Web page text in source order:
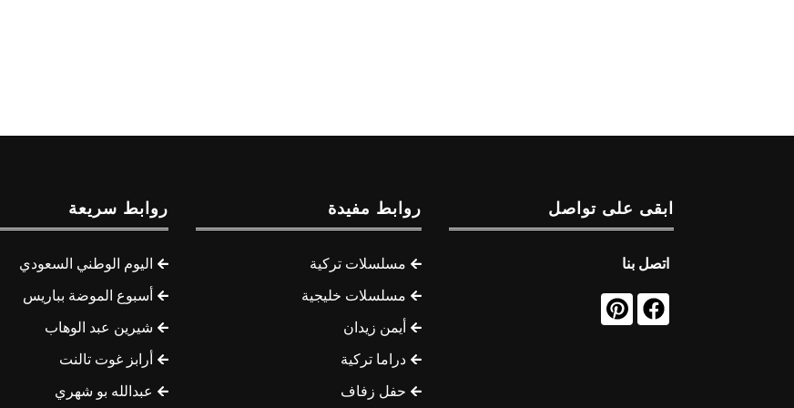
ابقى على تواصل
اتصل بنا
روابط مفيدة
مسلسلات تركية
مسلسلات خليجية
أيمن زيدان
دراما تركية
حفل زفاف
روابط سريعة
اليوم الوطني السعودي
أسبوع الموضة بباريس
شيرين عبد الوهاب
أرابز غوت تالنت
عبدالله بو شهري